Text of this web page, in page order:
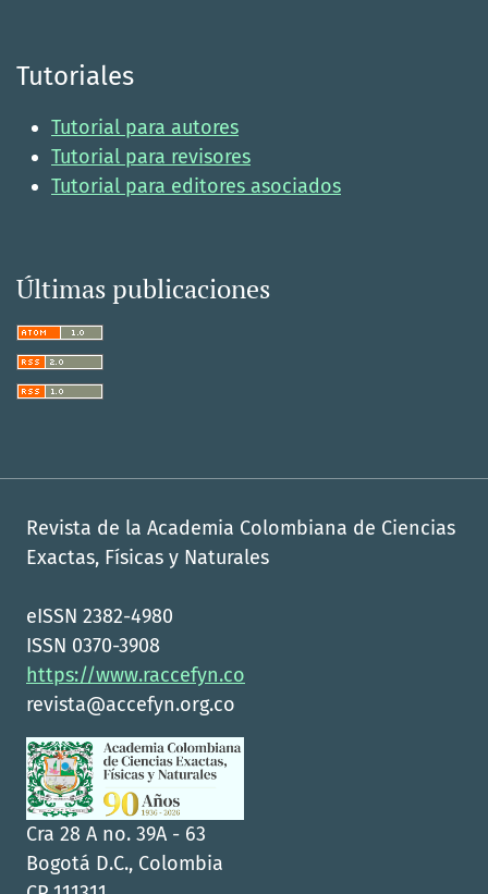
Tutoriales
Tutorial para autores
Tutorial para revisores
Tutorial para editores asociados
Últimas publicaciones
Revista de la Academia Colombiana de Ciencias
Exactas, Físicas y Naturales
eISSN 2382-4980
ISSN 0370-3908
https://www.raccefyn.co
revista@accefyn.org.co
Cra 28 A no. 39A - 63
Bogotá D.C., Colombia